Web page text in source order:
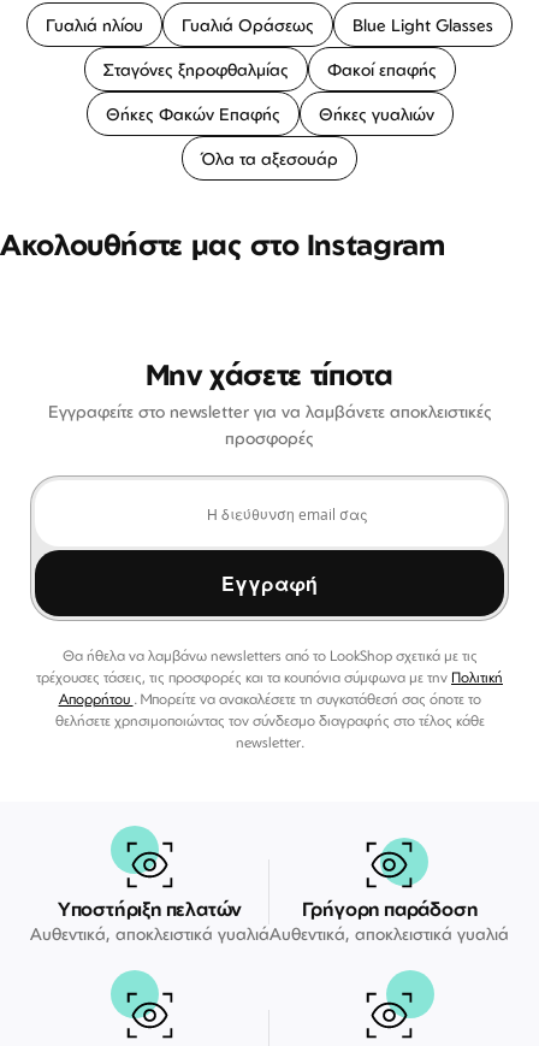
Γυαλιά ηλίου Γυαλιά Οράσεως Blue Light Glasses
Σταγόνες ξηροφθαλμίας Φακοί επαφής
Θήκες Φακών Επαφής Θήκες γυαλιών
Όλα τα αξεσουάρ
Ακολουθήστε μας στο Instagram
Μην χάσετε τίποτα
Εγγραφείτε στο newsletter για να λαμβάνετε αποκλειστικές
προσφορές
Εγγραφή
Θα ήθελα να λαμβάνω newsletters από το LookShop σχετικά με τις
τρέχουσες τάσεις, τις προσφορές και τα κουπόνια σύμφωνα με την Πολιτική
Απορρήτου . Μπορείτε να ανακαλέσετε τη συγκατάθεσή σας όποτε το
θελήσετε χρησιμοποιώντας τον σύνδεσμο διαγραφής στο τέλος κάθε
newsletter.
Υποστήριξη πελατών
Αυθεντικά, αποκλειστικά γυαλιά
Γρήγορη παράδοση
Αυθεντικά, αποκλειστικά γυαλιά